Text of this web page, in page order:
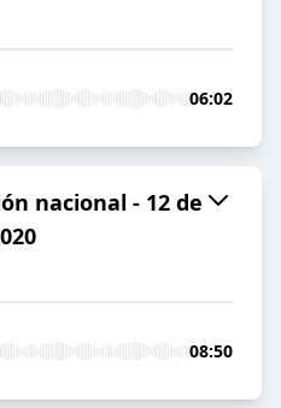
06:02
nacional - 12 de
08:50